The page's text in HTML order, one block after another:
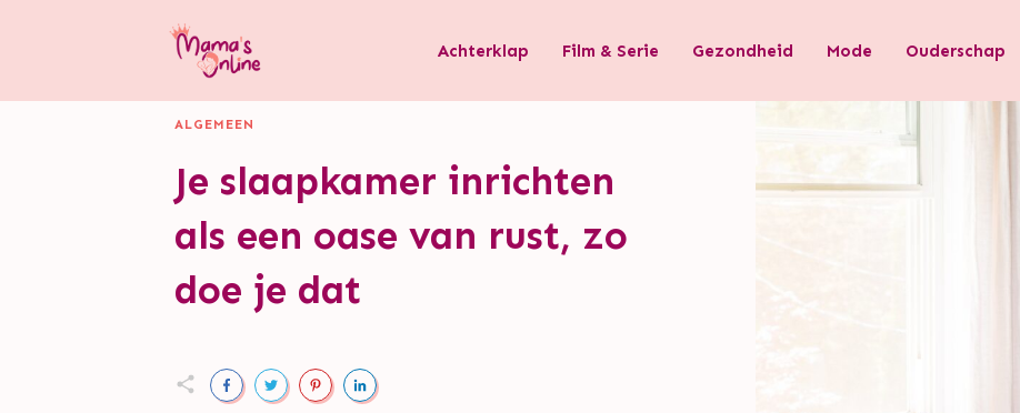
Achterklap Film & Serie Gezondheid Mode Ouderschap
ALGEMEEN
Je slaapkamer inrichten
als een oase van rust, zo
doe je dat